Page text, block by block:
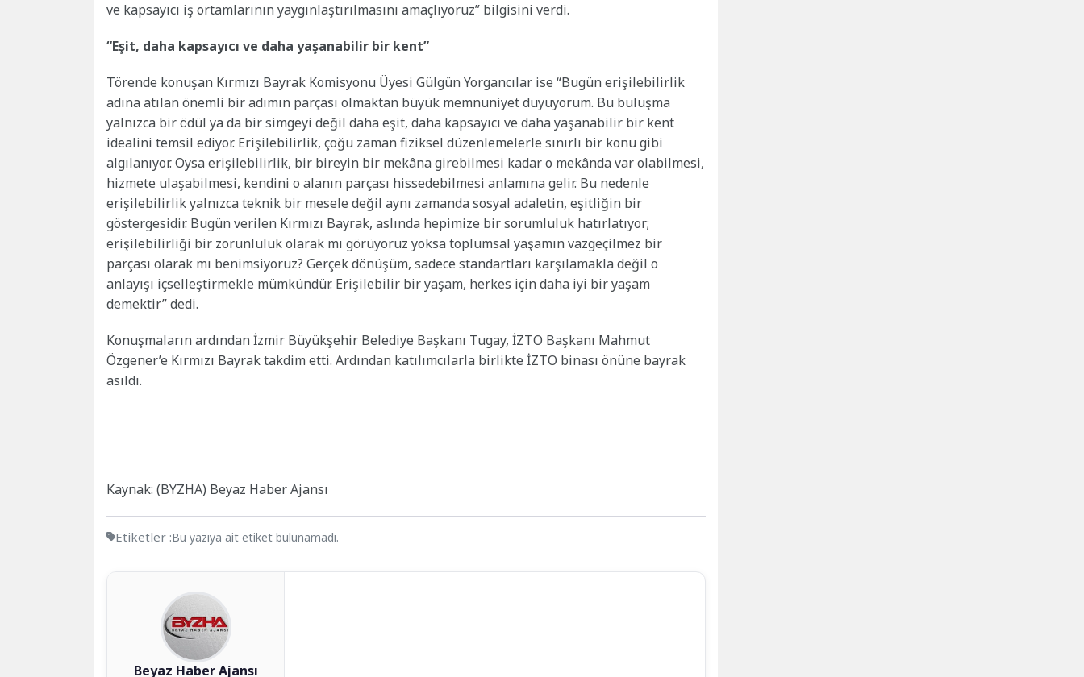
ve kapsayıcı iş ortamlarının yaygınlaştırılmasını amaçlıyoruz” bilgisini verdi.
“Eşit, daha kapsayıcı ve daha yaşanabilir bir kent”
Törende konuşan Kırmızı Bayrak Komisyonu Üyesi Gülgün Yorgancılar ise “Bugün erişilebilirlik
adına atılan önemli bir adımın parçası olmaktan büyük memnuniyet duyuyorum. Bu buluşma
yalnızca bir ödül ya da bir simgeyi değil daha eşit, daha kapsayıcı ve daha yaşanabilir bir kent
idealini temsil ediyor. Erişilebilirlik, çoğu zaman fiziksel düzenlemelerle sınırlı bir konu gibi
algılanıyor. Oysa erişilebilirlik, bir bireyin bir mekâna girebilmesi kadar o mekânda var olabilmesi,
hizmete ulaşabilmesi, kendini o alanın parçası hissedebilmesi anlamına gelir. Bu nedenle
erişilebilirlik yalnızca teknik bir mesele değil aynı zamanda sosyal adaletin, eşitliğin bir
göstergesidir. Bugün verilen Kırmızı Bayrak, aslında hepimize bir sorumluluk hatırlatıyor;
erişilebilirliği bir zorunluluk olarak mı görüyoruz yoksa toplumsal yaşamın vazgeçilmez bir
parçası olarak mı benimsiyoruz? Gerçek dönüşüm, sadece standartları karşılamakla değil o
anlayışı içselleştirmekle mümkündür. Erişilebilir bir yaşam, herkes için daha iyi bir yaşam
demektir” dedi.
Konuşmaların ardından İzmir Büyükşehir Belediye Başkanı Tugay, İZTO Başkanı Mahmut
Özgener’e Kırmızı Bayrak takdim etti. Ardından katılımcılarla birlikte İZTO binası önüne bayrak
asıldı.
Kaynak: (BYZHA) Beyaz Haber Ajansı
Etiketler :Bu yazıya ait etiket bulunamadı.
Beyaz Haber Ajansı